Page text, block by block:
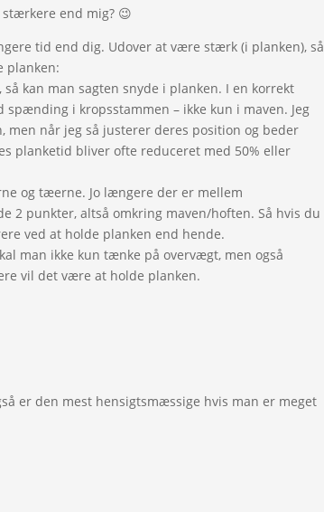
end mig? 😉
tid end dig. Udover at være stærk (i planken), så
planken:
kan man sagten snyde i planken. I en korrekt
i kropsstammen – ikke kun i maven. Jeg
men når jeg så justerer deres position og beder
planketid bliver ofte reduceret med 50% eller
og tæerne. Jo længere der er mellem
2 punkter, altså omkring maven/hoften. Så hvis du
ved at holde planken end hende.
man ikke kun tænke på overvægt, men også
vil det være at holde planken.
er den mest hensigtsmæssige hvis man er meget